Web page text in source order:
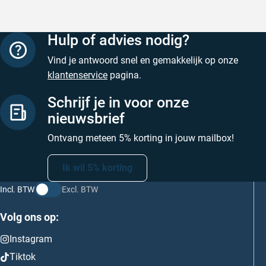
Hulp of advies nodig?
Vind je antwoord snel en gemakkelijk op onze
klantenservice pagina.
Schrijf je in voor onze
nieuwsbrief
Ontvang meteen 5% korting in jouw mailbox!
Ik wil 5% korting
Incl. BTW Excl. BTW
Volg ons op:
Instagram
Tiktok